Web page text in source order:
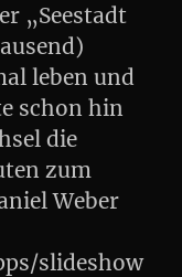
„Seestadt
leben und
schon hin
die
zum
Weber
slideshow